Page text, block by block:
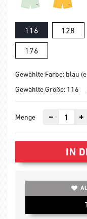
116 128
176
Gewählte Farbe: blau
Gewählte Größe: 116
Menge
IN